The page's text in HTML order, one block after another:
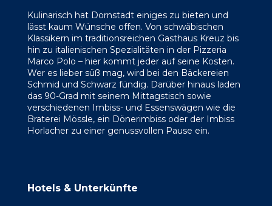
Kulinarisch hat Dornstadt einiges zu bieten und
lässt kaum Wünsche offen. Von schwäbischen
Klassikern im traditionsreichen Gasthaus Kreuz bis
hin zu italienischen Spezialitäten in der Pizzeria
Marco Polo – hier kommt jeder auf seine Kosten.
Wer es lieber süß mag, wird bei den Bäckereien
Schmid und Schwarz fündig. Darüber hinaus laden
das 90-Grad mit seinem Mittagstisch sowie
verschiedenen Imbiss- und Essenswägen wie die
Braterei Mössle, ein Dönerimbiss oder der Imbiss
Horlacher zu einer genussvollen Pause ein.
Hotels & Unterkünfte